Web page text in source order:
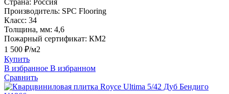
Страна: Россия
Производитель: SPC Flooring
Класс: 34
Толщина, мм: 4,6
Пожарный сертификат: КМ2
1 500 ₽/м2
Купить
В избранное В избранном
Сравнить